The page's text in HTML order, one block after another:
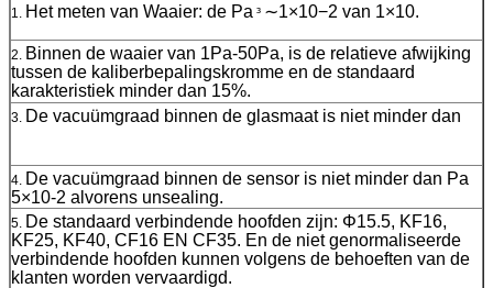
1. Het meten van Waaier: de Pa ³ ∼1×10−2 van 1×10.
2. Binnen de waaier van 1Pa-50Pa, is de relatieve afwijking
tussen de kaliberbepalingskromme en de standaard
karakteristiek minder dan 15%.
3. De vacuümgraad binnen de glasmaat is niet minder dan
4. De vacuümgraad binnen de sensor is niet minder dan Pa
5×10-2 alvorens unsealing.
5. De standaard verbindende hoofden zijn: Φ15.5, KF16,
KF25, KF40, CF16 EN CF35. En de niet genormaliseerde
verbindende hoofden kunnen volgens de behoeften van de
klanten worden vervaardigd.